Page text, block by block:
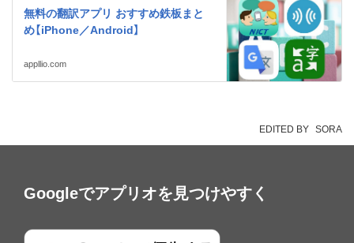
無料の翻訳アプリ おすすめ鉄板まと
め【iPhone／Android】
appllio.com
EDITED BY SORA
Googleでアプリオを見つけやすく